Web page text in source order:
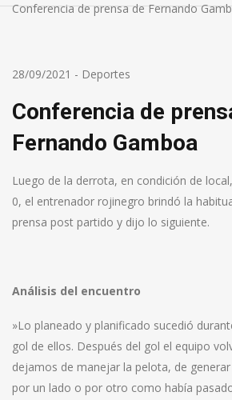
Conferencia de prensa de Fernando
28/09/2021 - Deportes
Conferencia de
Fernando Gamboa
Luego de la derrota, en condición de
0, el entrenador rojinegro brindó la
prensa post partido y dijo lo siguiente.
Análisis del encuentro
»Lo planeado y planificado sucedió
gol de ellos. Después del gol el equipo
dejamos de manejar la pelota, de
por un lado o por otro como había